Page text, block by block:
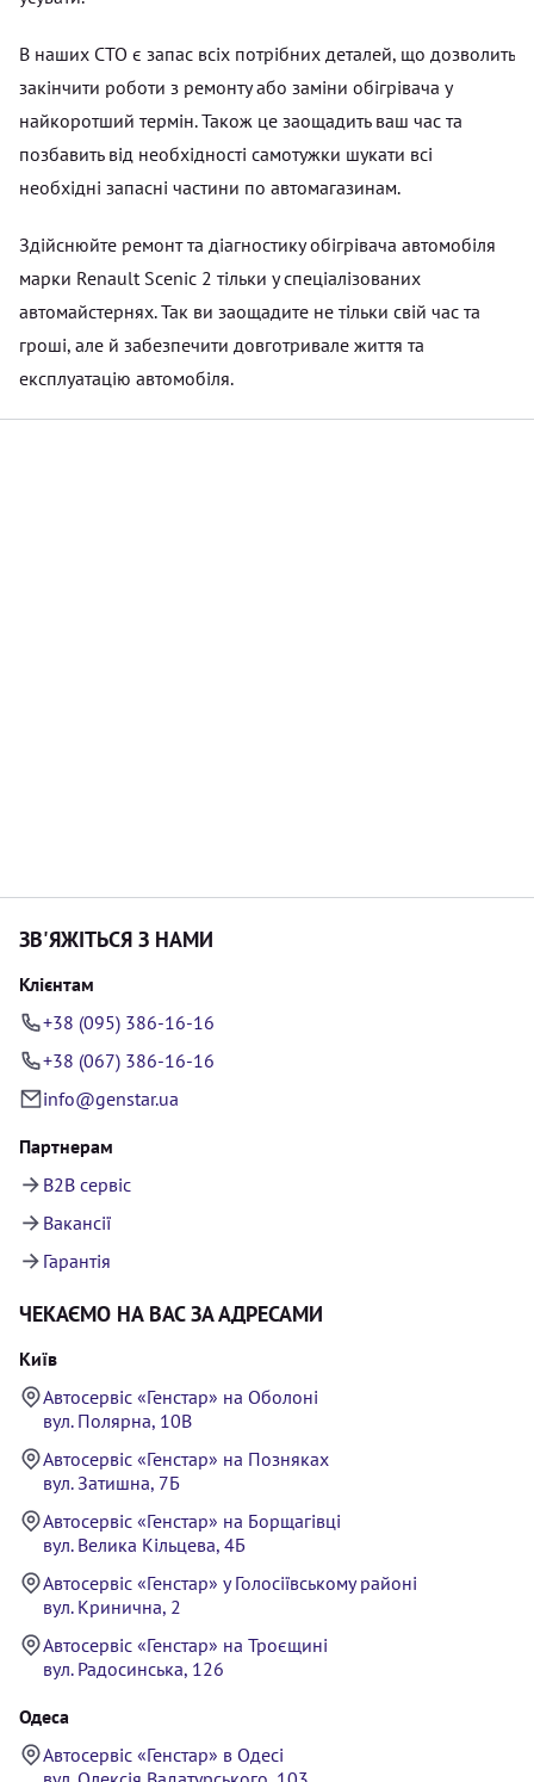
В наших СТО є запас всіх потрібних деталей, що дозволить
закінчити роботи з ремонту або заміни обігрівача у
найкоротший термін. Також це заощадить ваш час та
позбавить від необхідності самотужки шукати всі
необхідні запасні частини по автомагазинам.
Здійснюйте ремонт та діагностику обігрівача автомобіля
марки Renault Scenic 2 тільки у спеціалізованих
автомайстернях. Так ви заощадите не тільки свій час та
гроші, але й забезпечити довготривале життя та
експлуатацію автомобіля.
ЗВ'ЯЖІТЬСЯ З НАМИ
Клієнтам
+38 (095) 386-16-16
+38 (067) 386-16-16
info@genstar.ua
Партнерам
B2B сервіс
Вакансії
Гарантія
ЧЕКАЄМО НА ВАС ЗА АДРЕСАМИ
Київ
Автосервіс «Генстар» на Оболоні
вул. Полярна, 10В
Автосервіс «Генстар» на Позняках
вул. Затишна, 7Б
Автосервіс «Генстар» на Борщагівці
вул. Велика Кільцева, 4Б
Автосервіс «Генстар» у Голосіївському районі
вул. Кринична, 2
Автосервіс «Генстар» на Троєщині
вул. Радосинська, 126
Одеса
Автосервіс «Генстар» в Одесі